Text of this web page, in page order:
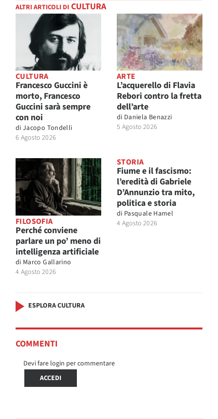
ALTRI ARTICOLI DI CULTURA
CULTURA
Francesco Guccini è
morto, Francesco
Guccini sarà sempre
con noi
di Jacopo Tondelli
6 Agosto 2026
ARTE
L’acquerello di Flavia
Rebori contro la fretta
dell’arte
di Daniela Benazzi
5 Agosto 2026
FILOSOFIA
Perché conviene
parlare un po’ meno di
intelligenza artificiale
di Marco Gallarino
4 Agosto 2026
STORIA
Fiume e il fascismo:
l’eredità di Gabriele
D’Annunzio tra mito,
politica e storia
di Pasquale Hamel
4 Agosto 2026
ESPLORA CULTURA
COMMENTI
Devi fare login per commentare
ACCEDI